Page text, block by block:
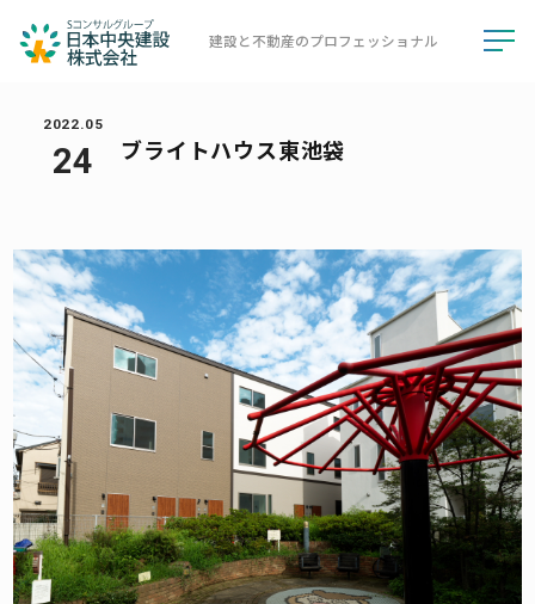
建設と不動産のプロフェッショナル
2022.05
24 ブライトハウス東池袋